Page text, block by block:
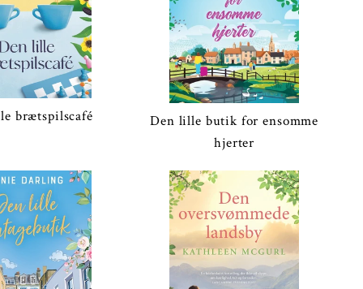
brætspilscafé
Den lille butik for ensomme
hjerter